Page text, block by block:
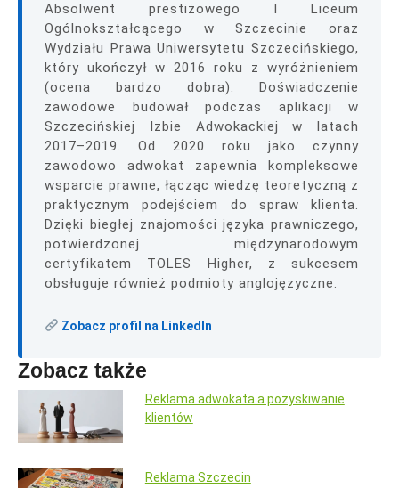
Absolwent prestiżowego I Liceum
Ogólnokształcącego w Szczecinie oraz
Wydziału Prawa Uniwersytetu Szczecińskiego,
który ukończył w 2016 roku z wyróżnieniem
(ocena bardzo dobra). Doświadczenie
zawodowe budował podczas aplikacji w
Szczecińskiej Izbie Adwokackiej w latach
2017–2019. Od 2020 roku jako czynny
zawodowo adwokat zapewnia kompleksowe
wsparcie prawne, łącząc wiedzę teoretyczną z
praktycznym podejściem do spraw klienta.
Dzięki biegłej znajomości języka prawniczego,
potwierdzonej międzynarodowym
certyfikatem TOLES Higher, z sukcesem
obsługuje również podmioty anglojęzyczne.
Zobacz profil na LinkedIn
Zobacz także
Reklama adwokata a pozyskiwanie
klientów
Reklama Szczecin